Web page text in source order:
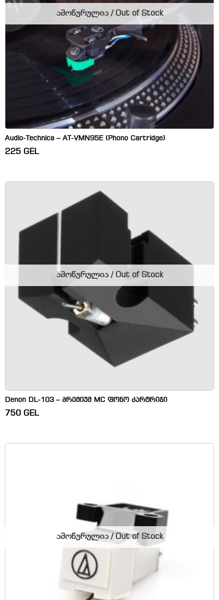
Audio-Technica – AT-VMN95E (Phono Cartridge)
225 GEL
ამოწურულია / Out of Stock
Denon DL-103 – პრემიუმ MC ფონო კარტრიჯი
750 GEL
ამოწურულია / Out of Stock
ამოწურულია / Out of Stock